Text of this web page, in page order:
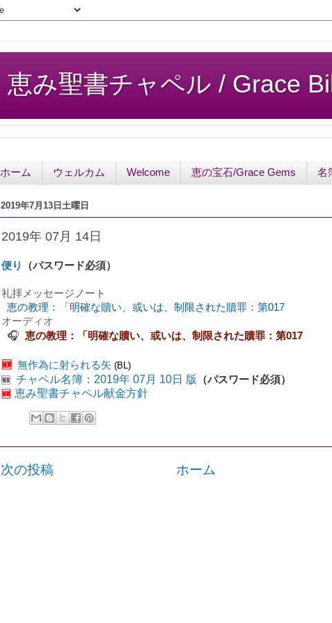
恵み聖書チャペル / Grace
ホーム ウェルカム Welcome 恵の宝石/Grace Gems 名
2019年7月13日土曜日
2019年 07月 14日
便り （パスワード必須）
礼拝 メッセージノート
恵の教理：「明確な贖い、或いは、制限された贖罪：第017
オーディオ
🎧 恵の教理：「明確な贖い、或いは、制限された贖罪：第017
🆕 無作為に射られる矢 (BL)
🆕 チャペル名簿：2019年 07月 10日 版 （パスワード必須）
🆕 恵み聖書チャペル献金方針
次の投稿 ホーム